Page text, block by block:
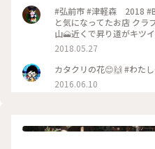
#弘前市 #津軽森 2018
と気になってたお店 クラ
山🗻近くで昇り道がキツ
場所 嫌がる作家さんも多
のショーケースに沢山の
ナ🍌が並んでる🎵 凄い行
ようやく買えました😂 た
ケースが撮れなかった😭
2018.05.27
カタクリの花😊🙌 #わた
2016.06.10